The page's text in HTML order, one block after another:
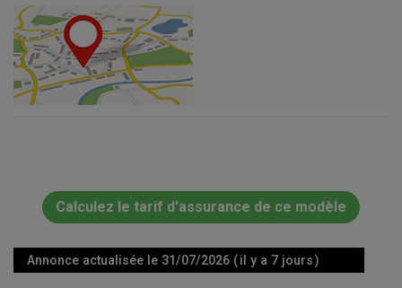
Calculez le tarif d'assurance de ce modèle
Annonce actualisée le 31/07/2026 ( il y a 7 jours )